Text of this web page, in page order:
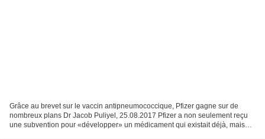
Grâce au brevet sur le vaccin antipneumococcique, Pfizer gagne sur de
nombreux plans Dr Jacob Puliyel, 25.08.2017 Pfizer a non seulement reçu
une subvention pour «développer» un médicament qui existait déjà, mais